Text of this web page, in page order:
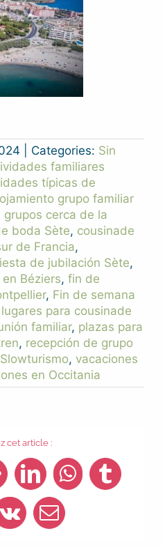
Categories: Sin
familiares
típicas de
grupo familiar
cerca de la
boda Sète, cousinade
de Francia,
de jubilación Sète,
Béziers, fin de
, Fin de semana
lugares para cousinade
familiar, plazas para
, recepción de grupo
Slowturismo, vacaciones
en Occitania
cet article :
LinkedInWhatsApp
Tumblr
Vk Email